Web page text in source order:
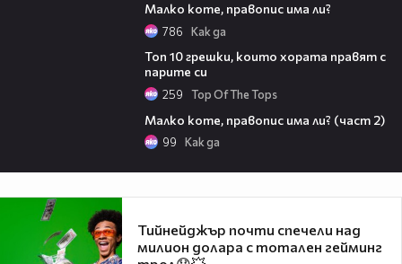
Малко коте, правопис има ли?
786 Кaк дa
Топ 10 грешки, които хората правят с
парите си
259 Top Of The Tops
Малко коте, правопис има ли? (част 2)
99 Кaк дa
Тийнейджър почти спечели над
милион долара с тотален гейминг